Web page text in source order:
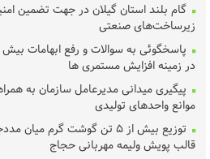
گام بلند استان گیلان در جهت تضمین
زیرساخت‌های صنعتی
در زمینه افزایش مستمری ها
پیگیری میدانی مدیرعامل سازمان به
موانع واحدهای تولیدی
توزیع بیش از ۵ تن گوشت گرم
قالب پویش ولیمه مهربانی حجاج